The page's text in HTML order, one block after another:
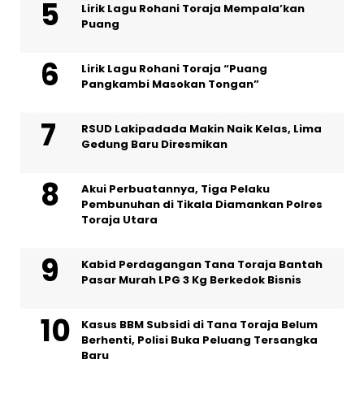
Lirik Lagu Rohani Toraja Mempala’kan
Puang
Lirik Lagu Rohani Toraja “Puang
Pangkambi Masokan Tongan”
RSUD Lakipadada Makin Naik Kelas, Lima
Gedung Baru Diresmikan
Akui Perbuatannya, Tiga Pelaku
Pembunuhan di Tikala Diamankan Polres
Toraja Utara
Kabid Perdagangan Tana Toraja Bantah
Pasar Murah LPG 3 Kg Berkedok Bisnis
Kasus BBM Subsidi di Tana Toraja Belum
Berhenti, Polisi Buka Peluang Tersangka
Baru